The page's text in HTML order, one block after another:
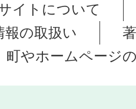
イトについて
報の取扱い
町やホームページ